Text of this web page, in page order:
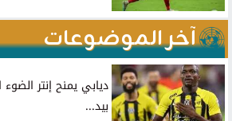
آخر الموضوعات
ديابي يمنح إنتر الضوء
بيد...